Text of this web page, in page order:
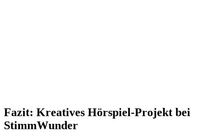
Fazit: Kreatives Hörspiel-Projekt bei
StimmWunder